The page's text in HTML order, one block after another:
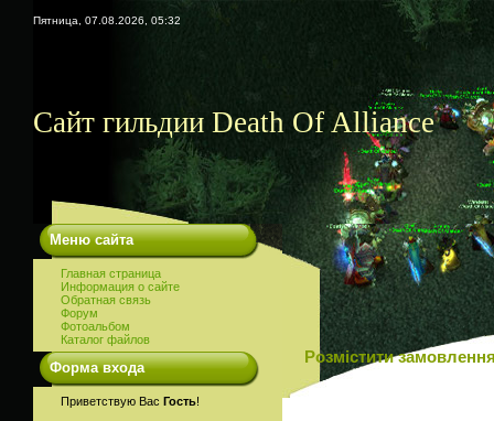
Пятница, 07.08.2026, 05:32
Сайт гильдии Death Of Alliance
Меню сайта
Главная страница
Информация о сайте
Обратная связь
Форум
Фотоальбом
Каталог файлов
Форма входа
Приветствую Вас Гость!
Розмістити